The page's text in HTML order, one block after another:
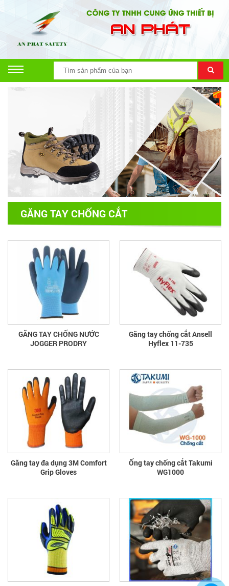
GĂNG TAY CHỐNG CẮT
GĂNG TAY CHỐNG NƯỚC
JOGGER PRODRY
Găng tay chống cắt Ansell
Hyflex 11-735
Găng tay đa dụng 3M Comfort
Grip Gloves
Ống tay chống cắt Takumi
WG1000